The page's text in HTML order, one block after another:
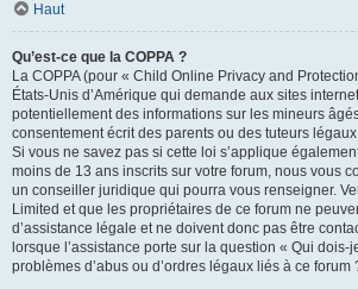
Haut
Qu’est-ce que la COPPA ?
La COPPA (pour « Child Online Privacy and
États-Unis d’Amérique qui demande aux sites
potentiellement des informations sur les mineurs
consentement écrit des parents ou des tuteurs
Si vous ne savez pas si cette loi s’applique
moins de 13 ans inscrits sur votre forum, nous vous
un conseiller juridique qui pourra vous renseigner.
Limited et que les propriétaires de ce forum ne
d’assistance légale et ne doivent donc pas être
lorsque l’assistance porte sur la question « Qui dois-
problèmes d’abus ou d’ordres légaux liés à ce forum